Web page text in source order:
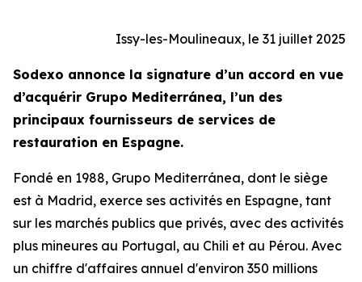
Issy-les-Moulineaux, le 31 juillet 2025
Sodexo annonce la signature d’un accord en vue
d’acquérir Grupo Mediterránea, l’un des
principaux fournisseurs de services de
restauration en Espagne.
Fondé en 1988, Grupo Mediterránea, dont le siège
est à Madrid, exerce ses activités en Espagne, tant
sur les marchés publics que privés, avec des activités
plus mineures au Portugal, au Chili et au Pérou. Avec
un chiffre d'affaires annuel d'environ 350 millions